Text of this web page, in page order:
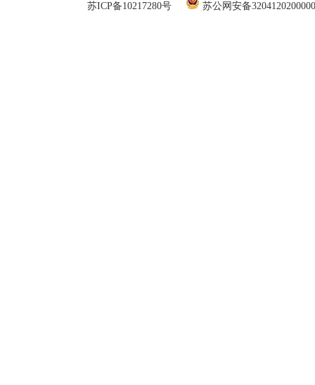
苏ICP备10217280号
苏公网安备